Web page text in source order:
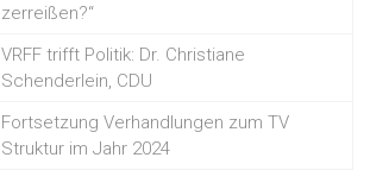
zerreißen?“
VRFF trifft Politik: Dr. Christiane
Schenderlein, CDU
Fortsetzung Verhandlungen zum TV
Struktur im Jahr 2024